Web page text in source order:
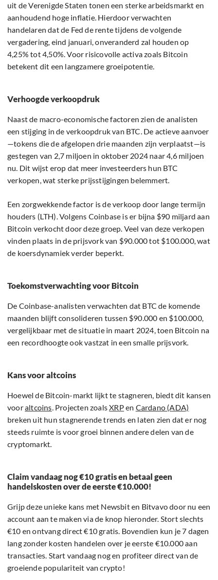
uit de Verenigde Staten tonen een sterke arbeidsmarkt en
aanhoudend hoge inflatie. Hierdoor verwachten
handelaren dat de Fed de rente tijdens de volgende
vergadering, eind januari, onveranderd zal houden op
4,25% tot 4,50%. Voor risicovolle activa zoals Bitcoin
betekent dit een langzamere groeipotentie.
Verhoogde verkoopdruk
Naast de macro-economische factoren zien de analisten
een stijging in de verkoopdruk van BTC. De actieve aanvoer
—tokens die de afgelopen drie maanden zijn verplaatst—is
gestegen van 2,7 miljoen in oktober 2024 naar 4,6 miljoen
nu. Dit wijst erop dat meer investeerders hun BTC
verkopen, wat sterke prijsstijgingen belemmert.
Een zorgwekkende factor is de verkoop door lange termijn
houders (LTH). Volgens Coinbase is er bijna $90 miljard aan
Bitcoin verkocht door deze groep. Veel van deze verkopen
vinden plaats in de prijsvork van $90.000 tot $100.000, wat
de koersdynamiek verder beperkt.
Toekomstverwachting voor Bitcoin
De Coinbase-analisten verwachten dat BTC de komende
maanden blijft consolideren tussen $90.000 en $100.000,
vergelijkbaar met de situatie in maart 2024, toen Bitcoin na
een recordhoogte ook vastzat in een smalle prijsvork.
Kans voor altcoins
Hoewel de Bitcoin-markt lijkt te stagneren, biedt dit kansen
vooraltcoins. Projecten zoalsXRPen Cardano (ADA)
breken uit hun stagnerende trends en laten zien dat er nog
steeds ruimte is voor groei binnen andere delen van de
cryptomarkt.
Claim vandaag nog €10 gratis en betaal geen
handelskosten over de eerste €10.000!
Grijp deze unieke kans met Newsbit en Bitvavo door nu een
account aan te maken via de knop hieronder. Stort slechts
€10 en ontvang direct €10 gratis. Bovendien kun je 7 dagen
lang zonder kosten handelen over je eerste €10.000 aan
transacties. Start vandaag nog en profiteer direct van de
groeiende populariteit van crypto!